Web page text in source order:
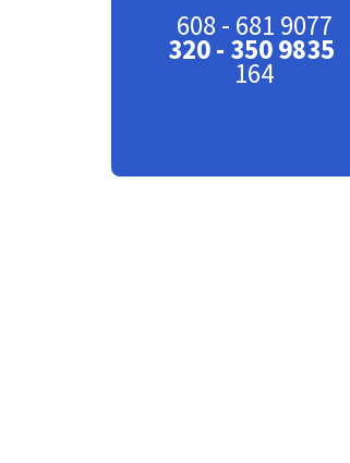
608 - 681 9077
320 - 350 9835
164